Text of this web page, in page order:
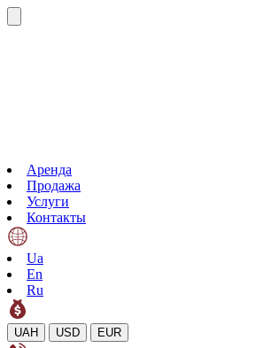
Аренда
Продажа
Услуги
Контакты
Ua
En
Ru
UAH USD EUR